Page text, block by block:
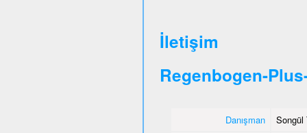
İletişim
Regenbogen-
Danışman
Songül